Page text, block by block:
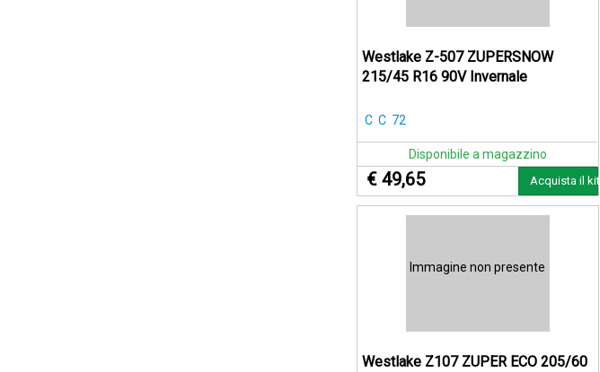
Westlake Z-507 ZUPERSNOW
215/45 R16 90V Invernale
C C 72
Disponibile a magazzino
€ 49,65 Acquista il kit
Immagine non presente
Westlake Z107 ZUPER ECO 205/60